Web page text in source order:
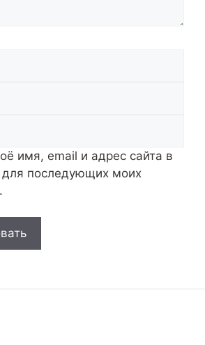
имя, email и адрес сайта в
для последующих моих